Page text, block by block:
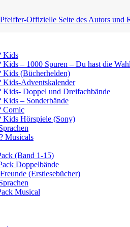
Kids
Kids – 1000 Spuren – Du hast die
Kids (Bücherhelden)
Kids-Adventskalender
Kids- Doppel und Dreifachbände
Kids – Sonderbände
Comic
Kids Hörspiele (Sony)
Musicals
(Band 1-15)
Doppelbände
(Erstlesebücher)
Musical